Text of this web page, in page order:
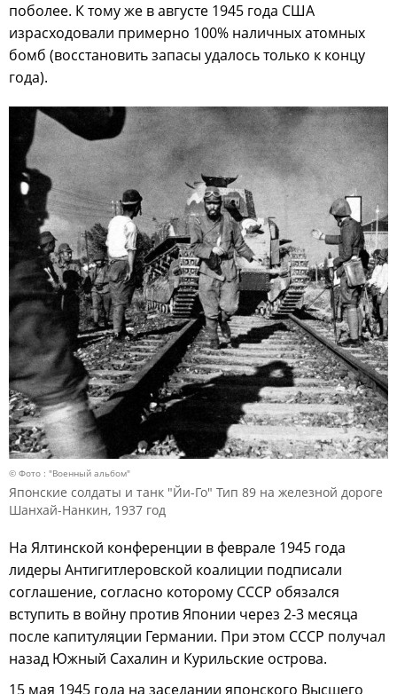
поболее. К тому же в августе 1945 года США
израсходовали примерно 100% наличных атомных
бомб (восстановить запасы удалось только к концу
года).
© Фото : "Военный альбом"
Японские солдаты и танк "Йи-Го" Тип 89 на железной дороге
Шанхай-Нанкин, 1937 год
На Ялтинской конференции в феврале 1945 года
лидеры Антигитлеровской коалиции подписали
соглашение, согласно которому СССР обязался
вступить в войну против Японии через 2-3 месяца
после капитуляции Германии. При этом СССР получал
назад Южный Сахалин и Курильские острова.
15 мая 1945 года на заседании японского Высшего